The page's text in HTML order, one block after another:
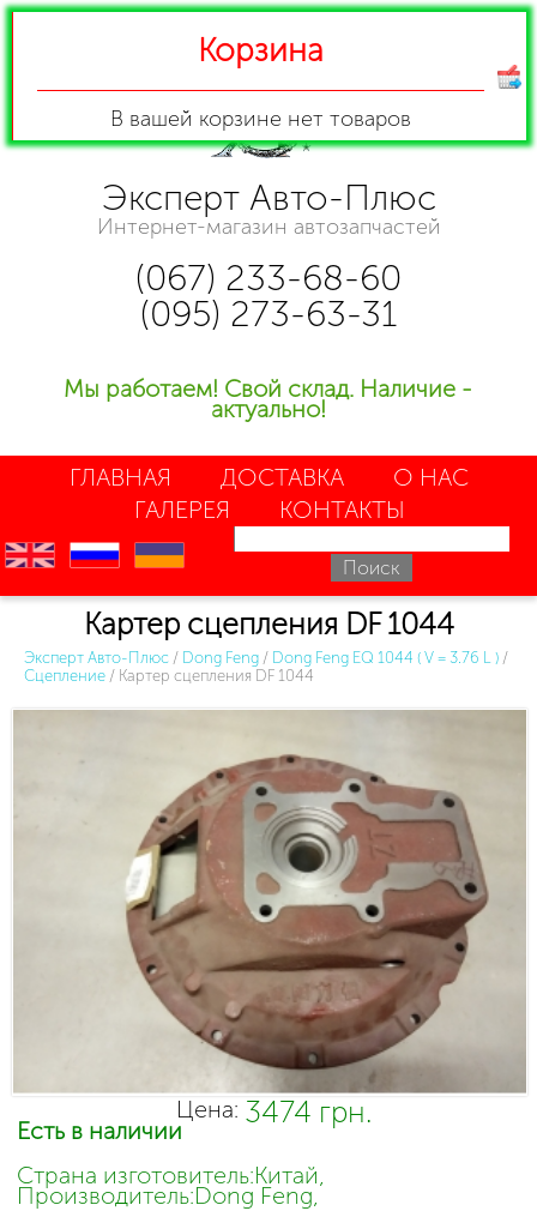
Эксперт Авто-Плюс
Интернет-магазин автозапчастей
(067) 233-68-60
(095) 273-63-31
Мы работаем! Свой склад. Наличие -
актуально!
ГЛАВНАЯ ДОСТАВКА
О НАС
ГАЛЕРЕЯ
КОНТАКТЫ
en ru uk
Картер сцепления DF 1044
Эксперт Авто-Плюс / Dong Feng / Dong Feng EQ 1044 ( V = 3.76 L ) /
Сцепление / Картер сцепления DF 1044
Цена: 3474 грн.
Есть в наличии
Страна изготовитель:Китай,
Производитель:Dong Feng,
Корзина
В вашей корзине нет товаров